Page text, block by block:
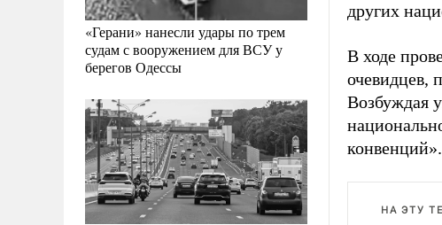
«Герани» нанесли удары по трем
судам с вооружением для ВСУ у
берегов Одессы
других
В ходе
очевидцев,
Возбуждая
конвенций».
НА ЭТУ